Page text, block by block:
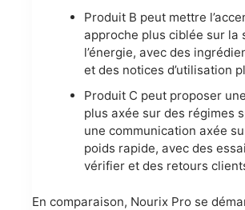
Produit B peut mettre
approche plus ciblée sur la
l’énergie, avec des
et des notices d’utilisation
Produit C peut proposer
plus axée sur des régimes
une communication axée
poids rapide, avec des
vérifier et des retours
En comparaison, Nourix Pro se